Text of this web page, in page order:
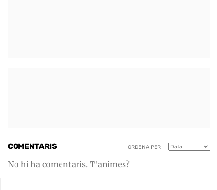
COMENTARIS ORDENA PER
No hi ha comentaris. T'animes?